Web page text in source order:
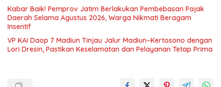
Kabar Baik! Pemprov Jatim Berlakukan Pembebasan Pajak
Daerah Selama Agustus 2026, Warga Nikmati Beragam
Insentif
VP KAI Daop 7 Madiun Tinjau Jalur Madiun–Kertosono dengan
Lori Dresin, Pastikan Keselamatan dan Pelayanan Tetap Prima